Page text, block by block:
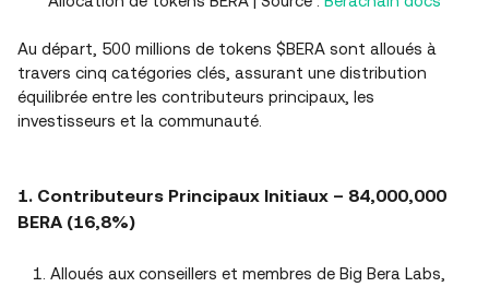
Au départ, 500 millions de tokens $BERA sont alloués à
travers cinq catégories clés, assurant une distribution
équilibrée entre les contributeurs principaux, les
investisseurs et la communauté.
1. Contributeurs Principaux Initiaux – 84,000,000
BERA (16,8%)
Alloués aux conseillers et membres de Big Bera Labs,